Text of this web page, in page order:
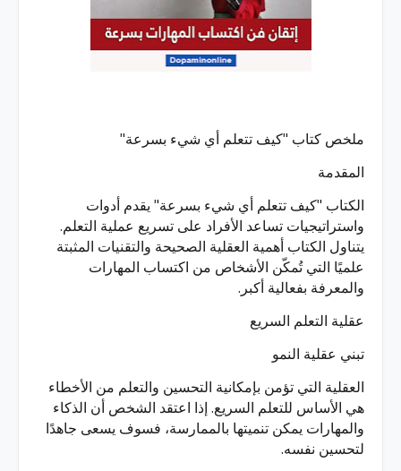
ملخص كتاب "كيف تتعلم أي شيء بسرعة"
المقدمة
الكتاب "كيف تتعلم أي شيء بسرعة" يقدم أدوات
واستراتيجيات تساعد الأفراد على تسريع عملية التعلم.
يتناول الكتاب أهمية العقلية الصحيحة والتقنيات المثبتة
علميًا التي تُمكّن الأشخاص من اكتساب المهارات
والمعرفة بفعالية أكبر.
عقلية التعلم السريع
تبني عقلية النمو
العقلية التي تؤمن بإمكانية التحسين والتعلم من الأخطاء
هي الأساس للتعلم السريع. إذا اعتقد الشخص أن الذكاء
والمهارات يمكن تنميتها بالممارسة، فسوف يسعى جاهدًا
لتحسين نفسه.